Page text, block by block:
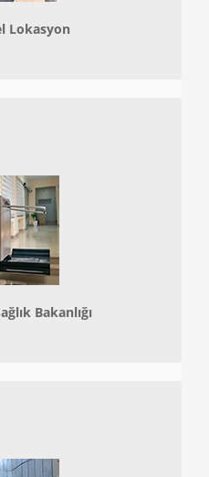
Lokasyon
Bakanlığı